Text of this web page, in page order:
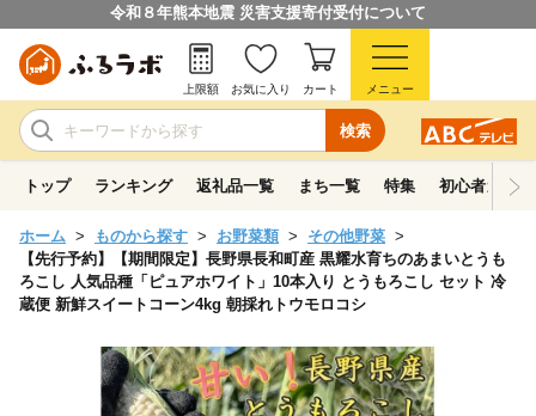
令和８年熊本地震 災害支援寄付受付について
検索
上限額 お気に入り カート メニュー
トップ ランキング 返礼品一覧 まち一覧 特集 初心者ガイド
ホーム ものから探す お野菜類
その他野菜
【先行予約】【期間限定】長野県長和町産 黒耀水育ちのあまいとうも
ろこし 人気品種「ピュアホワイト」10本入り とうもろこし セット 冷
蔵便 新鮮スイートコーン4kg 朝採れトウモロコシ